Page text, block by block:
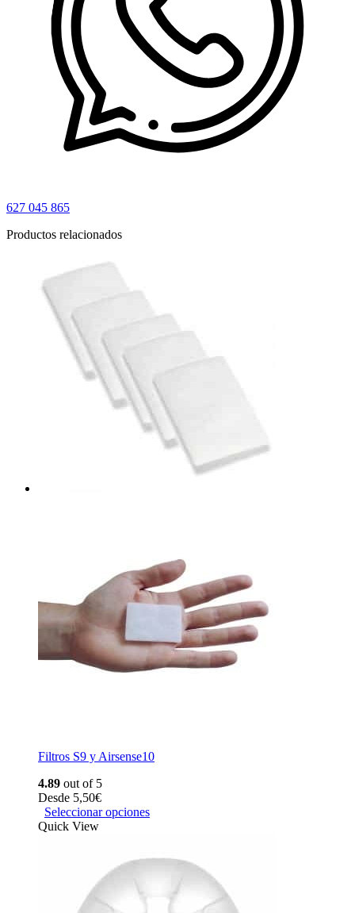
627 045 865
Productos relacionados
Filtros S9 y Airsense10
4.89 out of 5
Desde 5,50€
Seleccionar opciones
Quick View